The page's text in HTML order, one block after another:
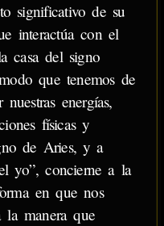
significativo de su
interactúa con el
casa del signo
que tenemos de
energías,
físicas y
de Aries, y a
yo”, concierne a la
en que nos
la manera que